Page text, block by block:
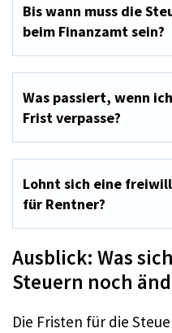
Bis wann muss die
beim Finanzamt sein?
Was passiert, wenn
Frist verpasse?
Lohnt sich eine
für Rentner?
Ausblick: Was
Steuern noch
Die Fristen für die